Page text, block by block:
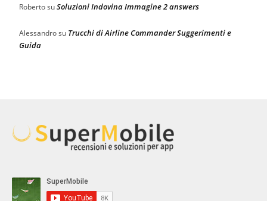
RobertosuSoluzioni Indovina Immagine 2 answers
Alessandrosu Trucchi di Airline Commander Suggerimenti e
Guida